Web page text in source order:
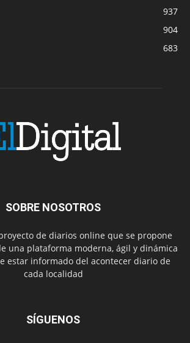
937
904
683
SOBRE NOSOTROS
de diarios online que se propone
una plataforma moderna, ágil y dinámica
estar informado del acontecer diario de
cada localidad
SÍGUENOS